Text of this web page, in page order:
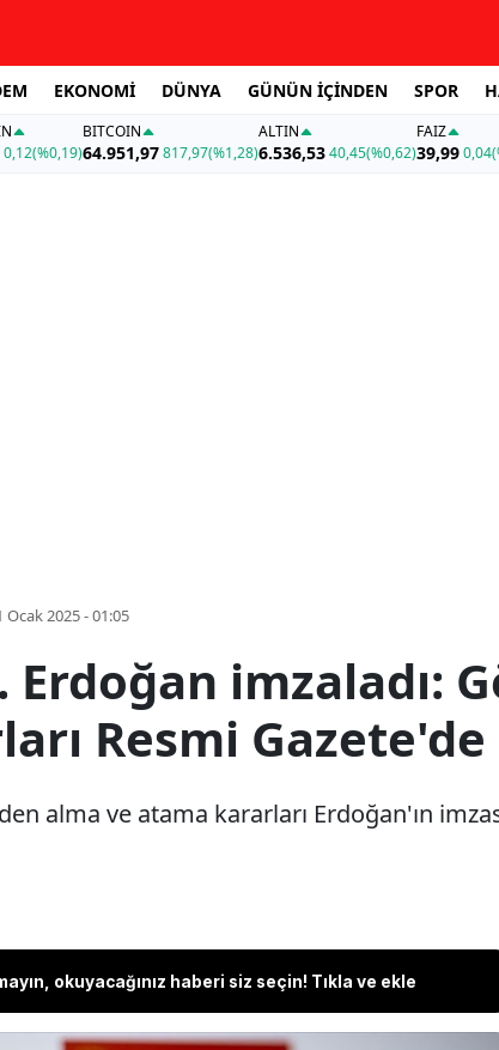
EKONOMİ DÜNYA GÜNÜN İÇİNDEN SPOR
0,12(%0,19)
BITCOIN
64.951,97817,97(%1,28)
ALTIN
6.536,5340,45(%0,62)
FAİZ
39,990,04
Ocak 2025 - 01:05
Erdoğan imzaladı:
Resmi Gazete'de
alma ve atama kararları Erdoğan'ın
okuyacağınız haberi siz seçin! Tıkla ve ekle